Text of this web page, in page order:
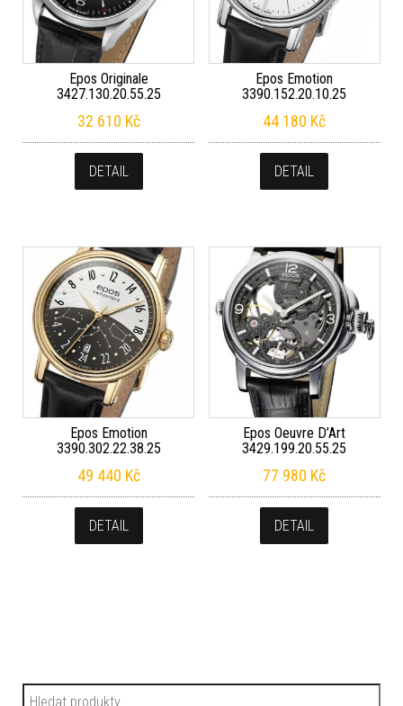
Epos Originale
3427.130.20.55.25
32 610 Kč
DETAIL
Epos Emotion
3390.152.20.10.25
44 180 Kč
DETAIL
Epos Emotion
3390.302.22.38.25
49 440 Kč
DETAIL
Epos Oeuvre D’Art
3429.199.20.55.25
77 980 Kč
DETAIL
Hledat: